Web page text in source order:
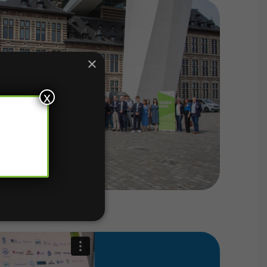
x
×
te